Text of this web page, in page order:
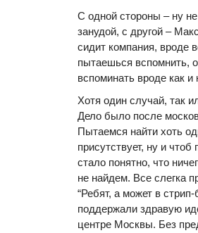
С одной стороны – ну
занудой, с другой –
сидит компания, вроде
пытаешься вспомнить,
вспоминать вроде как и
Хотя один случай, так
Дело было после
Пытаемся найти хоть
присутствует, ну и
стало понятно, что
не найдем. Все слегка
“Ребят, а может в
поддержали здравую
центре Москвы. Без